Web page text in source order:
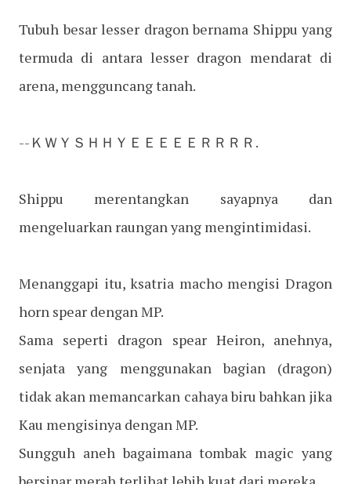
Tubuh besar lesser dragon bernama Shippu yang
termuda di antara lesser dragon mendarat di
arena, mengguncang tanah.
--ＫＷＹＳＨＨＹＥＥＥＥＥＲＲＲＲ.
Shippu merentangkan sayapnya dan
mengeluarkan raungan yang mengintimidasi.
Menanggapi itu, ksatria macho mengisi Dragon
horn spear dengan MP.
Sama seperti dragon spear Heiron, anehnya,
senjata yang menggunakan bagian (dragon)
tidak akan memancarkan cahaya biru bahkan jika
Kau mengisinya dengan MP.
Sungguh aneh bagaimana tombak magic yang